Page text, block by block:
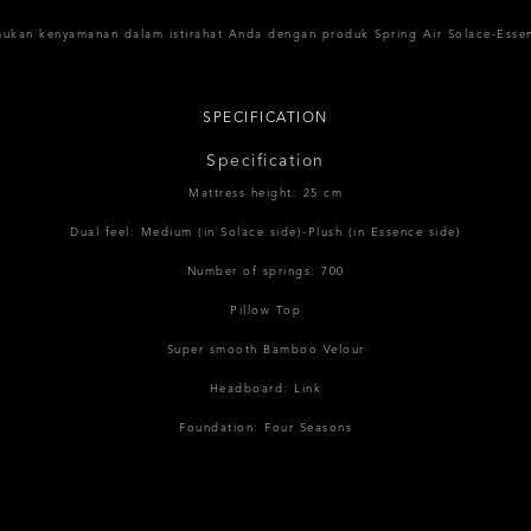
kenyamanan dalam istirahat Anda dengan produk Spring Air Solace-
SPECIFICATION
Specification
Mattress height: 25 cm
Dual feel: Medium (in Solace side)-Plush (in Essence side)
Number of springs: 700
Pillow Top
Super smooth Bamboo Velour
Headboard: Link
Foundation: Four Seasons